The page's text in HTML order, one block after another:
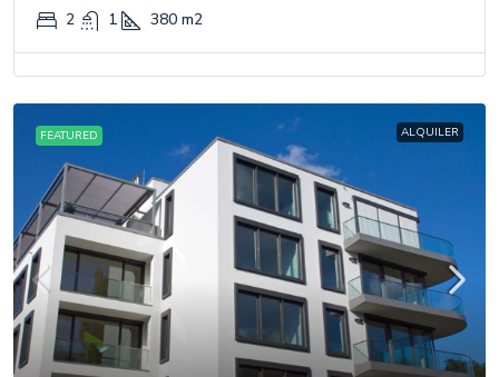
2 1 380 m2
FEATURED ALQUILER